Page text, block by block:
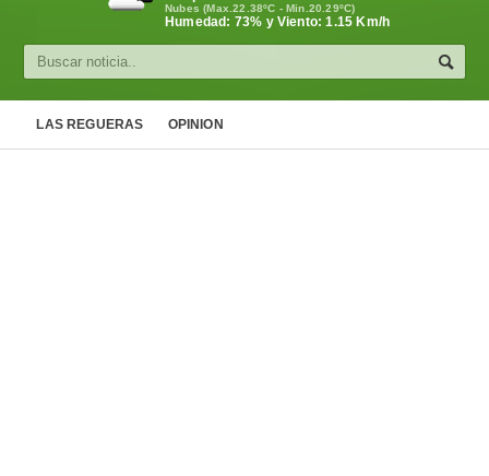
Cultura
Nubes (Max.22.38ºC - Min.20.29ºC)
Humedad: 73% y Viento: 1.15 Km/h
LAS REGUERAS OPINION